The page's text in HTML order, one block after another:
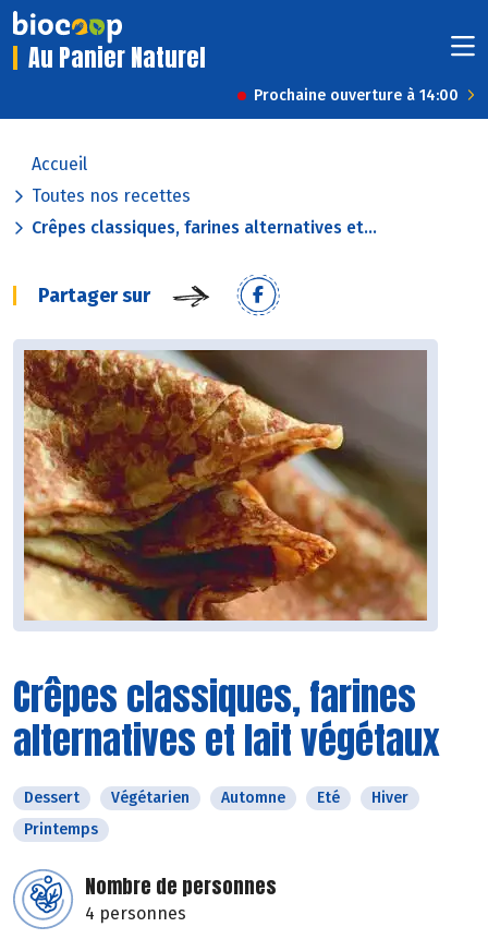
Au Panier Naturel
Prochaine ouverture à 14:00
Accueil
Toutes nos recettes
Crêpes classiques, farines alternatives et...
Partager sur
Crêpes classiques, farines
alternatives et lait végétaux
Dessert Végétarien Automne Eté
Hiver
Printemps
Nombre de personnes
4 personnes